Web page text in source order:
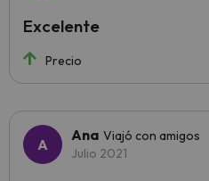
Precio
Excelente
Ana Viajó con amigos
Julio 2021